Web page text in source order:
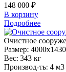
148 000 ₽
В корзину
Подробнее
Очистное
Размер:
Вес: 343 кг
Производ-ть: 4 м3